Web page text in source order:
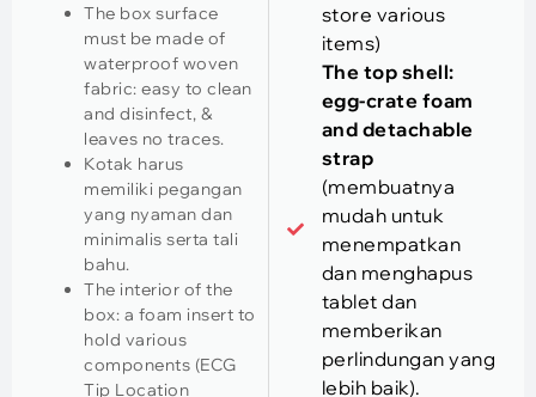
The box surface
must be made of
waterproof woven
fabric: easy to clean
and disinfect, &
leaves no traces.
Kotak harus
memiliki pegangan
yang nyaman dan
minimalis serta tali
bahu.
The interior of the
box: a foam insert to
hold various
components (ECG
Tip Location
store various
items)
The top shell:
egg-crate foam
and detachable
strap
(membuatnya
mudah untuk
menempatkan
dan menghapus
tablet dan
memberikan
perlindungan yang
lebih baik).